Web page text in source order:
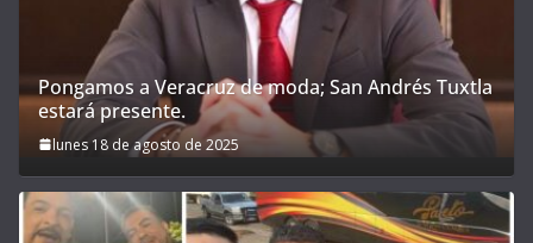
Pongamos a Veracruz de moda; San Andrés Tuxtla
estará presente.
lunes 18 de agosto de 2025